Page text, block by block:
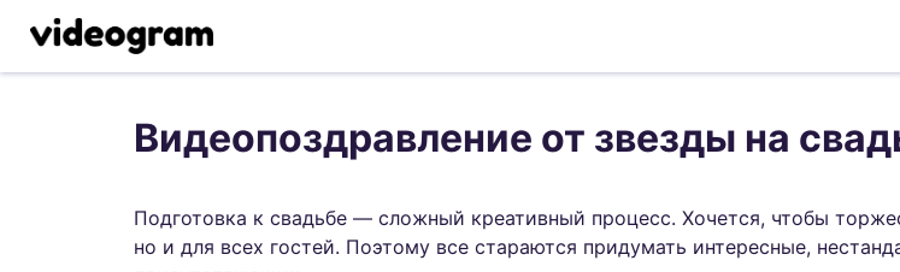
Видеопоздравление от звезды на
Подготовка к свадьбе — сложный креативный процесс. Хочется, чтобы
но и для всех гостей. Поэтому все стараются придумать интересные,